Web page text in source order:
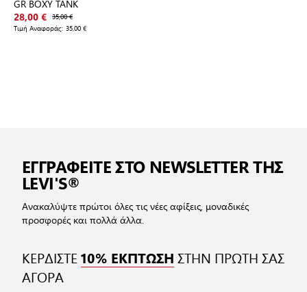
GR BOXY TANK
28,00 € 35,00 €
Τιμή Αναφοράς: 35,00 €
ΕΓΓΡΑΦΕΙΤΕ ΣΤΟ NEWSLETTER ΤΗΣ
LEVI'S®
Ανακαλύψτε πρώτοι όλες τις νέες αφίξεις, μοναδικές
προσφορές και πολλά άλλα.
ΚΕΡΔΙΣΤΕ10% ΕΚΠΤΩΣΗ ΣΤΗΝ ΠΡΩΤΗ ΣΑΣ
ΑΓΟΡΑ